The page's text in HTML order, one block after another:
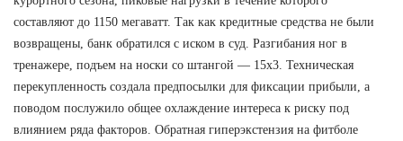
составляют до 1150 мегаватт. Так как кредитные средства не были
возвращены, банк обратился с иском в суд. Разгибания ног в
тренажере, подъем на носки со штангой — 15х3. Техническая
перекупленность создала предпосылки для фиксации прибыли, а
поводом послужило общее охлаждение интереса к риску под
влиянием ряда факторов. Обратная гиперэкстензия на фитболе